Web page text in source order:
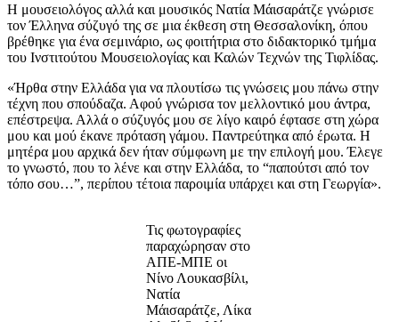
Η μουσειολόγος αλλά και μουσικός Νατία Μάισαράτζε γνώρισε
τον Έλληνα σύζυγό της σε μια έκθεση στη Θεσσαλονίκη, όπου
βρέθηκε για ένα σεμινάριο, ως φοιτήτρια στο διδακτορικό τμήμα
του Ινστιτούτου Μουσειολογίας και Καλών Τεχνών της Τιφλίδας.
«Ήρθα στην Ελλάδα για να πλουτίσω τις γνώσεις μου πάνω στην
τέχνη που σπούδαζα. Αφού γνώρισα τον μελλοντικό μου άντρα,
επέστρεψα. Αλλά ο σύζυγός μου σε λίγο καιρό έφτασε στη χώρα
μου και μού έκανε πρόταση γάμου. Παντρεύτηκα από έρωτα. Η
μητέρα μου αρχικά δεν ήταν σύμφωνη με την επιλογή μου. Έλεγε
το γνωστό, που το λένε και στην Ελλάδα, το “παπούτσι από τον
τόπο σου…”, περίπου τέτοια παροιμία υπάρχει και στη Γεωργία».
Τις φωτογραφίες
παραχώρησαν στο
ΑΠΕ-ΜΠΕ οι
Νίνο Λουκασβίλι,
Νατία
Μάισαράτζε, Λίκα